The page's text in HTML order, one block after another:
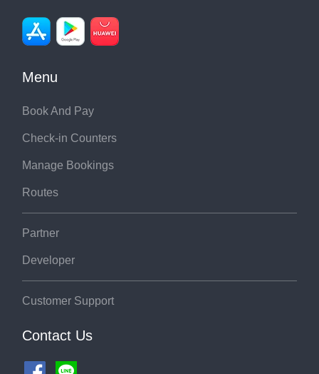
Menu
Book And Pay
Check-in Counters
Manage Bookings
Routes
Partner
Developer
Customer Support
Contact Us